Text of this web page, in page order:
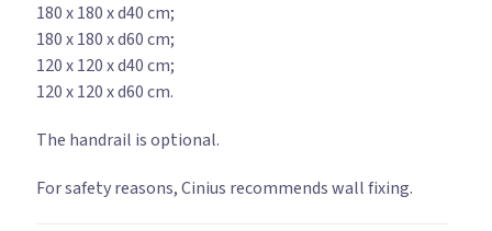
180 x 180 x d40 cm;
180 x 180 x d60 cm;
120 x 120 x d40 cm;
120 x 120 x d60 cm.
The handrail is optional.
For safety reasons, Cinius recommends wall fixing.